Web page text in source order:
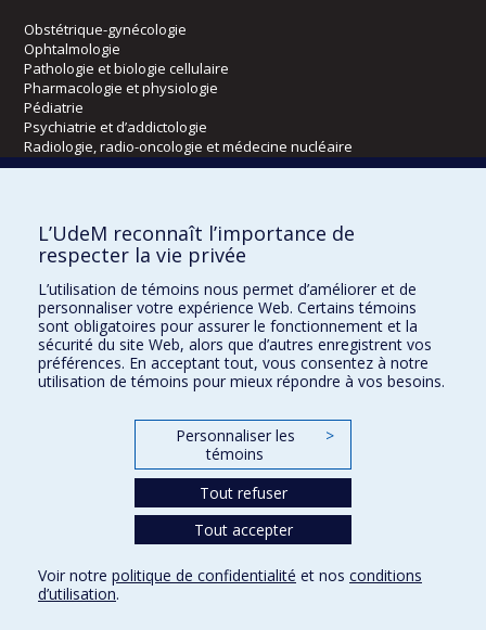
Obstétrique-gynécologie
Ophtalmologie
Pathologie et biologie cellulaire
Pharmacologie et physiologie
Pédiatrie
Psychiatrie et d’addictologie
Radiologie, radio-oncologie et médecine nucléaire
Kinésiologie et des sciences de l’activité physique
Orthophonie et audiologie
Réadaptation
Directions
DPC
CPASS
L’UdeM reconnaît l’importance de
respecter la vie privée
L’utilisation de témoins nous permet d’améliorer et de
personnaliser votre expérience Web. Certains témoins
sont obligatoires pour assurer le fonctionnement et la
sécurité du site Web, alors que d’autres enregistrent vos
préférences. En acceptant tout, vous consentez à notre
utilisation de témoins pour mieux répondre à vos besoins.
Personnaliser les
témoins
>
Tout refuser
Tout accepter
Voir notre politique de confidentialité et nos conditions
d’utilisation.